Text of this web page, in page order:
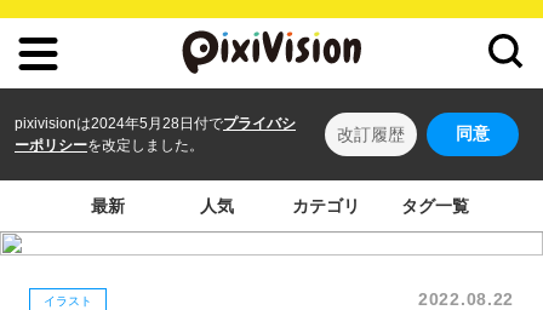
pixivisionは2024年5月28日付でプライバシ
ーポリシーを改定しました。
改訂履歴 同意
最新 人気 カテゴリ タグ一覧
イラスト 2022.08.22